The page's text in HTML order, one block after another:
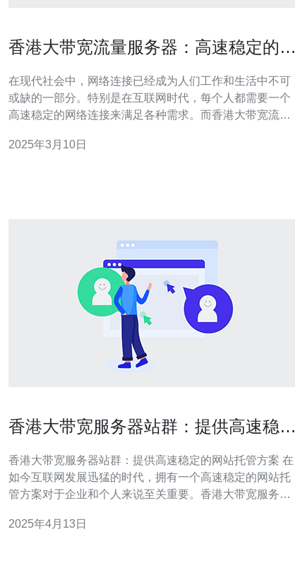
香港大带宽流量服务器：高速稳定的网
在现代社会中，网络连接已经成为人们工作和生活中不可
或缺的一部分。特别是在互联网时代，每个人都需要一个
高速稳定的网络连接来满足各种需求。而香港大带宽流量
香港地区提供大带宽和高流量的服务器。由于香港地理位
2025年3月10日
香港大带宽服务器站群：提供高速稳定
香港大带宽服务器站群：提供高速稳定的网站托管方案 在
如今互联网发展迅猛的时代，拥有一个高速稳定的网站托
管方案对于企业和个人来说至关重要。香港大带宽服务器
过使用先进的技术和设备，为客户提供高速稳定的网站托
2025年4月13日